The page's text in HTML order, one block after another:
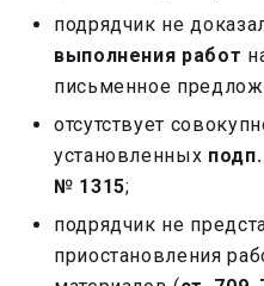
подрядчик не
выполнения работ
письменное
отсутствует
установленных
№ 1315;
подрядчик не
приостановления